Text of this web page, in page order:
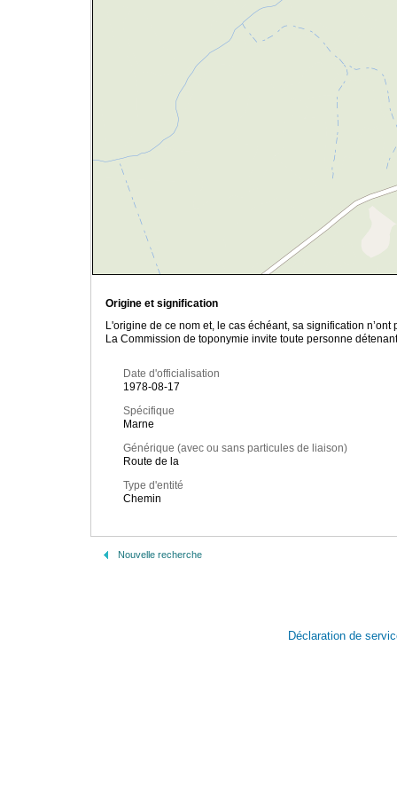
Origine et signification
L'origine de ce nom et, le cas échéant, sa signification
La Commission de toponymie invite toute personne
Date d'officialisation
1978-08-17
Spécifique
Marne
Générique (avec ou sans particules de liaison)
Route de la
Type d'entité
Chemin
Nouvelle recherche
Déclaration de